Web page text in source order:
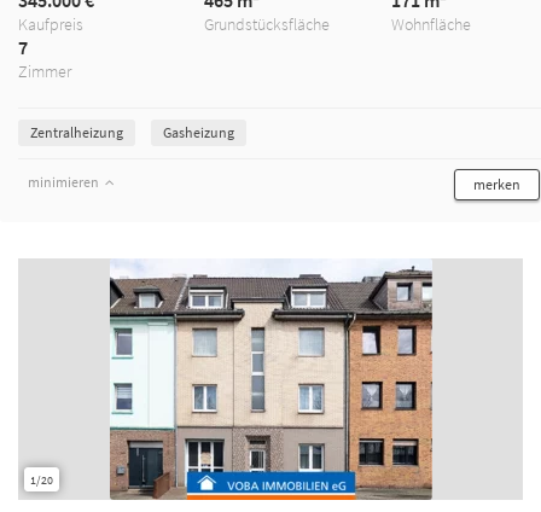
Kaufpreis Grundstücksfläche Wohnfläche
Zimmer
7
Zentralheizung Gasheizung
minimieren merken
1/20